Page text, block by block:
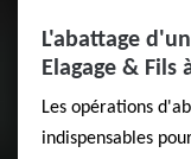
L'abattage
Elagage & Fils
Les opérations
indispensables